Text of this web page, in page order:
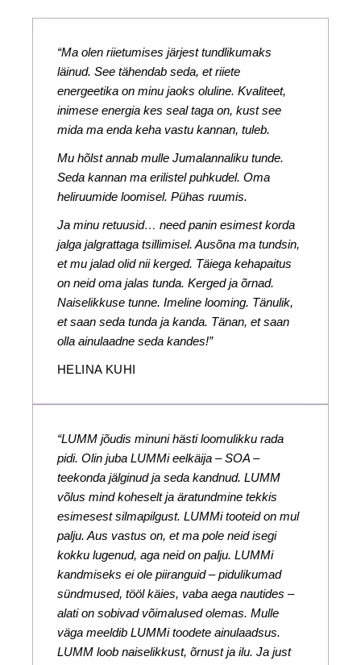
“Ma olen riietumises järjest tundlikumaks
läinud. See tähendab seda, et riiete
energeetika on minu jaoks oluline. Kvaliteet,
inimese energia kes seal taga on, kust see
mida ma enda keha vastu kannan, tuleb.
Mu hõlst annab mulle Jumalannaliku tunde.
Seda kannan ma erilistel puhkudel. Oma
heliruumide loomisel. Pühas ruumis.
Ja minu retuusid… need panin esimest korda
jalga jalgrattaga tsillimisel. Ausõna ma tundsin,
et mu jalad olid nii kerged. Täiega kehapaitus
on neid oma jalas tunda. Kerged ja õrnad.
Naiselikkuse tunne. Imeline looming. Tänulik,
et saan seda tunda ja kanda. Tänan, et saan
olla ainulaadne seda kandes!”
HELINA KUHI
“LUMM jõudis minuni hästi loomulikku rada
pidi. Olin juba LUMMi eelkäija – SOA –
teekonda jälginud ja seda kandnud. LUMM
võlus mind koheselt ja äratundmine tekkis
esimesest silmapilgust. LUMMi tooteid on mul
palju. Aus vastus on, et ma pole neid isegi
kokku lugenud, aga neid on palju. LUMMi
kandmiseks ei ole piiranguid – pidulikumad
sündmused, tööl käies, vaba aega nautides –
alati on sobivad võimalused olemas. Mulle
väga meeldib LUMMi toodete ainulaadsus.
LUMM loob naiselikkust, õrnust ja ilu. Ja just